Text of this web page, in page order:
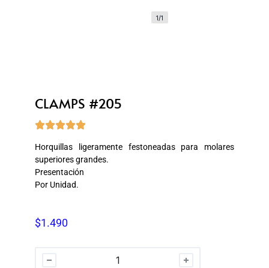
1/1
CLAMPS #205

Horquillas ligeramente festoneadas para molares
superiores grandes.
Presentación
Por Unidad.
$1.490